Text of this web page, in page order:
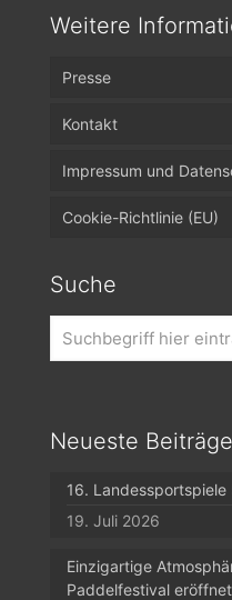
Weitere
Presse
Kontakt
Impressum und
Cookie-Richtlinie (EU)
Suche
Neueste Beiträge
16. Landessportspiele
19. Juli 2026
Einzigartige
Paddelfestival